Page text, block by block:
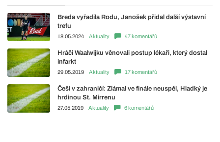
Breda vyřadila Rodu, Janošek přidal další výstavní
trefu
18.05.2024 Aktuality 47 komentářů
Hráči Waalwijku věnovali postup lékaři, který dostal
infarkt
29.05.2019 Aktuality 17 komentářů
Češi v zahraničí: Zlámal ve finále neuspěl, Hladký je
hrdinou St. Mirrenu
27.05.2019 Aktuality 6 komentářů